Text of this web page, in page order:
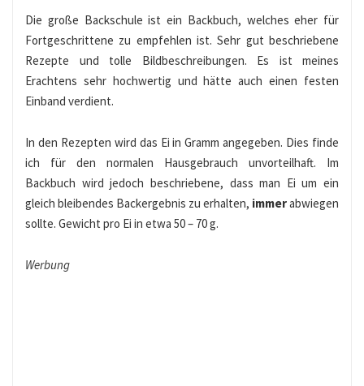
Die große Backschule ist ein Backbuch, welches eher für
Fortgeschrittene zu empfehlen ist. Sehr gut beschriebene
Rezepte und tolle Bildbeschreibungen. Es ist meines
Erachtens sehr hochwertig und hätte auch einen festen
Einband verdient.
In den Rezepten wird das Ei in Gramm angegeben. Dies finde
ich für den normalen Hausgebrauch unvorteilhaft. Im
Backbuch wird jedoch beschriebene, dass man Ei um ein
gleich bleibendes Backergebnis zu erhalten, immerabwiegen
sollte. Gewicht pro Ei in etwa 50 – 70 g.
Werbung